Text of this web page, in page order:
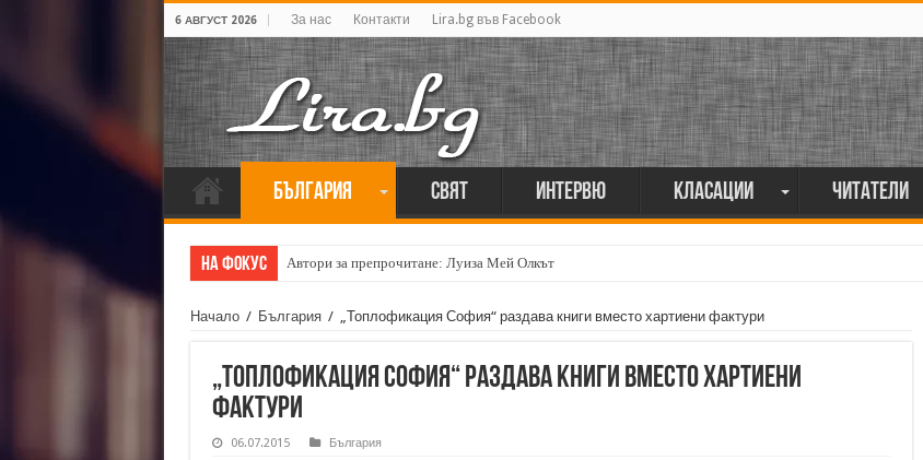
6 АВГУСТ 2026 За нас Контакти Lira.bg във Facebook
България Свят Интервю Класации Читатели
На фокус Автори за препрочитане: Луиза Мей Олкът
Начало / България / „Топлофикация София“ раздава книги вместо хартиени фактури
„Топлофикация София“ раздава книги вместо хартиени
фактури
06.07.2015 България